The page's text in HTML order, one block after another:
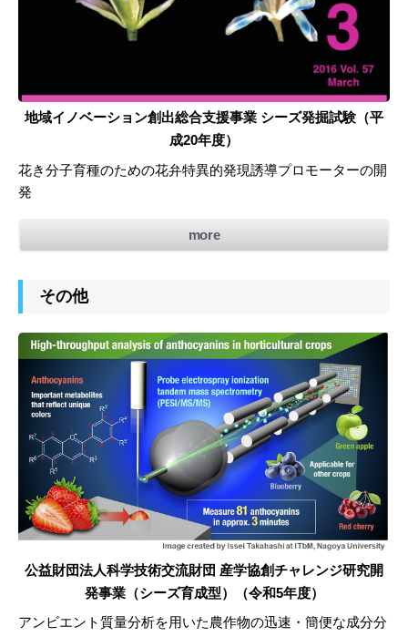
地域イノベーション創出総合支援事業 シーズ発掘試験（平
成20年度）
花き分子育種のための花弁特異的発現誘導プロモーターの開
発
more
その他
公益財団法人科学技術交流財団 産学協創チャレンジ研究開
発事業（シーズ育成型）（令和5年度）
アンビエント質量分析を用いた農作物の迅速・簡便な成分分